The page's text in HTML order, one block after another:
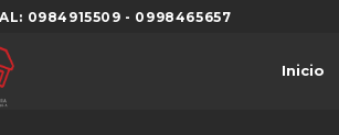
0984915509 - 0998465657
Inicio